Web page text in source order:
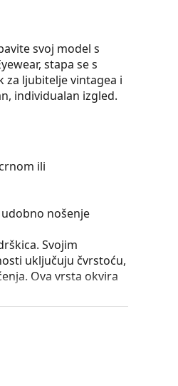
svoj model s
stapa se s
za ljubitelje vintagea i
individualan izgled.
ili
nošenje
Svojim
uključuju čvrstoću,
Ova vrsta okvira
i omogućuje udobnije
podešavanje.
se razlikovati.